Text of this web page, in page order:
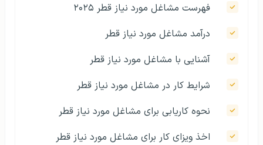
فهرست مشاغل مورد نیاز قطر ۲۰۲۵
درآمد مشاغل مورد نیاز قطر
آشنایی با مشاغل مورد نیاز قطر
شرایط کار در مشاغل مورد نیاز قطر
نحوه کاریابی برای مشاغل مورد نیاز قطر
اخذ ویزای کار برای مشاغل مورد نیاز قطر